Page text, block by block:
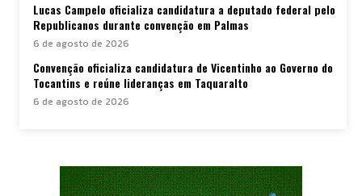
Lucas Campelo oficializa candidatura a deputado federal pelo
Republicanos durante convenção em Palmas
6 de agosto de 2026
Convenção oficializa candidatura de Vicentinho ao Governo do
Tocantins e reúne lideranças em Taquaralto
6 de agosto de 2026